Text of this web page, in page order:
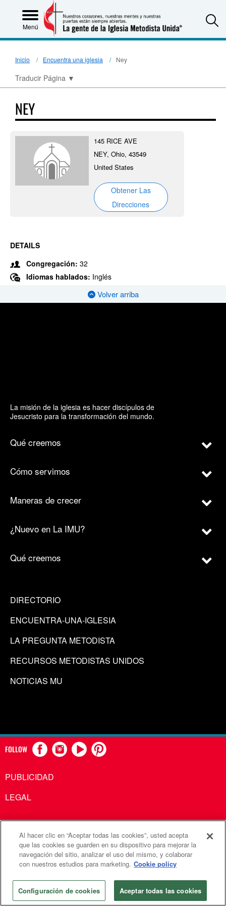
Menú
Inicio Encuentra una iglesia Ney
Traducir Página ▼
NEY
145 RICE AVE
NEY, Ohio, 43549
United States
Obtener Las
Direcciones
DETAILS
Congregación: 32
Idiomas hablados: Inglés
Volver arriba
La misión de la iglesia es hacer discípulos de
Jesucristo para la transformación del mundo.
Qué creemos
Cómo servimos
Maneras de crecer
¿Nuevo en La IMU?
Qué creemos
DIRECTORIO
ENCUENTRA-UNA-IGLESIA
LA PREGUNTA METODISTA
RECURSOS METODISTAS UNIDOS
NOTICIAS MU
FOLLOW
PUBLICIDAD
LEGAL
Comunicaciones Metodistas Unidas es una agencia de la
Iglesia Metodista Unida
©2026Comunicaciones Metodistas Unidas. Reservados
todos los derechos
Al hacer clic en “Aceptar todas las cookies”, usted acepta
que las cookies se guarden en su dispositivo para mejorar la
navegación del sitio, analizar el uso del mismo, y colaborar
con nuestros estudios para marketing. Cookie policy
Configuración de cookies Aceptar todas las cookies